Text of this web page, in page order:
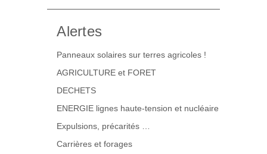
Alertes
Panneaux solaires sur terres agricoles !
AGRICULTURE et FORET
DECHETS
ENERGIE lignes haute-tension et nucléaire
Expulsions, précarités …
Carrières et forages